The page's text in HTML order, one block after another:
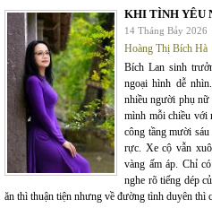
KHI TÌNH YÊU
14 Tháng Bảy 2026
Hoàng Thị Bích Hà
Bích Lan sinh
ngoại hình dễ
nhiều người phụ nữ
mình mỗi chiều với
công tầng mười
rực. Xe cộ vẫn
vàng ấm áp. Chỉ
nghe rõ tiếng dép
ăn thì thuận tiện nhưng về đường tình duyên thì